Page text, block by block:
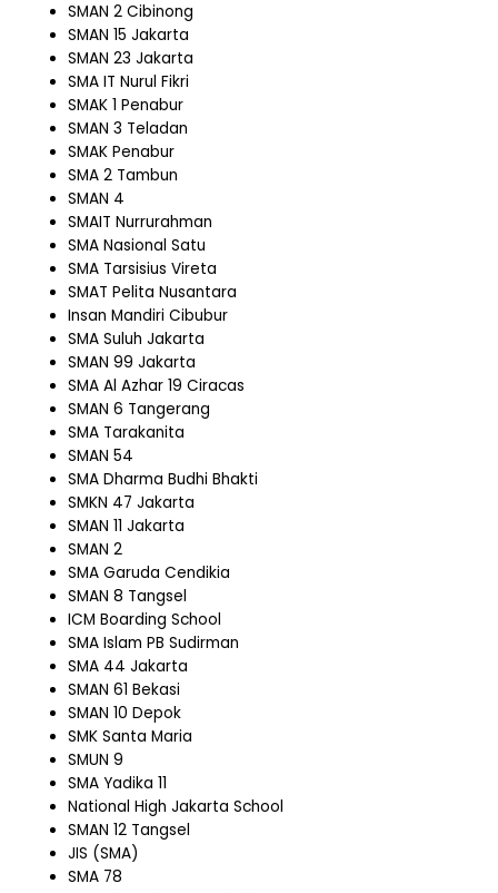
SMAN 2 Cibinong
SMAN 15 Jakarta
SMAN 23 Jakarta
SMA IT Nurul Fikri
SMAK 1 Penabur
SMAN 3 Teladan
SMAK Penabur
SMA 2 Tambun
SMAN 4
SMAIT Nurrurahman
SMA Nasional Satu
SMA Tarsisius Vireta
SMAT Pelita Nusantara
Insan Mandiri Cibubur
SMA Suluh Jakarta
SMAN 99 Jakarta
SMA Al Azhar 19 Ciracas
SMAN 6 Tangerang
SMA Tarakanita
SMAN 54
SMA Dharma Budhi Bhakti
SMKN 47 Jakarta
SMAN 11 Jakarta
SMAN 2
SMA Garuda Cendikia
SMAN 8 Tangsel
ICM Boarding School
SMA Islam PB Sudirman
SMA 44 Jakarta
SMAN 61 Bekasi
SMAN 10 Depok
SMK Santa Maria
SMUN 9
SMA Yadika 11
National High Jakarta School
SMAN 12 Tangsel
JIS (SMA)
SMA 78